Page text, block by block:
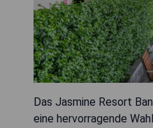
Das Jasmine Resort
eine hervorragende